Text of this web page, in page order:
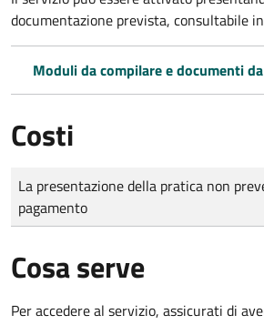
documentazione prevista, consultabile
Moduli da compilare e documenti
Costi
Tipo di pagamento
Importo
La presentazione della pratica non
pagamento
Cosa serve
Per accedere al servizio, assicurati di